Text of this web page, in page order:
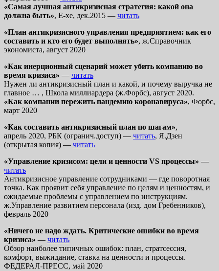
«Самая лучшая антикризисная стратегия: какой она
должна быть», E-xe, дек.2015 — читать
«План антикризисного управления предприятием: как его
составить и кто его будет выполнять», ж.Справочник
экономиста, август 2020
«Как инерционный сценарий может убить компанию во
время кризиса» — читать
Нужен ли антикризисный план и какой, и почему выручка не
главное … , Школа миллиардера (ж.Форбс), август 2020.
«Как компании пережить пандемию коронавируса», Форбс,
март 2020
«Как составить антикризисный план по шагам»,
апрель 2020, РБК (огранич.доступ) — читать, Я.Дзен
(открытая копия) — читать
«Управление кризисом: цели и ценности VS процессы» —
читать
Антикризисное управление сотрудниками — где поворотная
точка. Как проявит себя управление по целям и ценностям, и
ожидаемые проблемы с управлением по инструкциям.
ж.Управление развитием персонала (изд. дом Гребенников),
февраль 2020
«Ничего не надо ждать. Критические ошибки во время
кризиса» — читать
Обзор наиболее типичных ошибок: план, стратсессия,
комфорт, выжидание, ставка на ценности и процессы.
ФЕДЕРАЛ-ПРЕСС, май 2020